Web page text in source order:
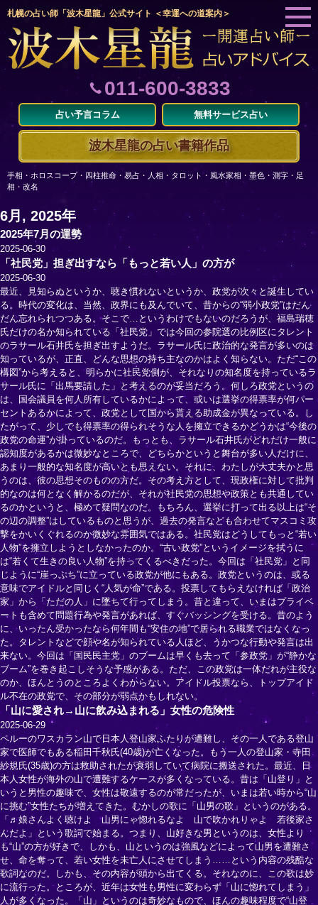
札幌の占い師「波木星龍」公式サイト ＜幸運への道案内＞
011-600-3833
占い予言コラム 無料サービス占い
波木星龍の占い書籍作品
手相・ホロスコープ・四柱推命・易占・人相・タロット・風水家相・墨色・測字・足
相・改名
6月, 2025年
2025年7月の運勢
2025-06-30
「社民党」担ぎ出すなら「もっと若い人」の方が
2025-06-30
最近、見知らぬというか、聴き慣れないというか、政党が次々と誕生してい
る。時代の変化は、当然、政界にも及んでいて、昔からの“弱小政党”はだん
だん忘れられつつある。そこで…というわけでもないのだろうが、福島瑞穂
氏だけの名か知られている「社民党」では今回の参院選の比例区にタレント
のラサール石井氏を担ぎ出すようだ。ラサール氏に政治的な発言が多いのは
知っているが、正直、どんな思想の持ち主なのかはよく知らない。ただ“この
構図”から考えると、明らかに社民党側が、それなりの知名度を持っているラ
サール氏に「出馬要請した」と考えるのが妥当だろう。何しろ政党というの
は、国会議員を何人所有しているかによって、或いは選挙の得票率が何パー
セントあるかによって、政党として国から貰える助成金が異なっている。し
たがって、少しでも得票率の得られそうな人を擁立できるかどうかは“今後の
政党の命運”が掛っているのだ。もっとも、ラサール石井氏がどれだけ一般に
認知度があるかは微妙なところで、どちらかというと舞台が多い人だけに、
あまり一般的な知名度が高いとも思えない。それに、わたしが大丈夫かと思
うのは、彼の思想そのものの方だ。その考え方として、現政権に対して批判
的なのは何となく解かるのだが、それが社民党の思想や政策とも共通してい
るのかというと、極めて疑問なのだ。もちろん、選挙に打って出る以上は“そ
の辺の調整”はしているものと思うが、過去の発言なども合わせてマスコミ攻
撃をかいくぐれるのか微妙な雰囲気ではある。社民党はどうしてもっと“若い
人物”を擁立しようとしなかったのか。“古い政党”というイメージを拭うに
は“若くて生きの良い人物”を持ってくるべきだった。今回は「社民党」と同
じように“崖っぷち”に立っている政党が他にもある。政党というのは、或る
意味でアイドルと同じく“人気が命”である。投票してもらえなければ「政治
家」から「ただの人」に墜ちて行ってしまう。昔と違って、いまはプライベ
ートも含めて問題行為や発言があれば、すぐバッシングを受ける。昔のよう
に、いったん受かったなら何年間も“安住の地”で居られる職業ではなくなっ
た。タレントなどで顔や名が知られている人ほど、うかつな行動や発言は出
来ない。今回は「国民民主党」のブームは早くも去って「参政党」が“静かな
ブーム”を巻き起こしそうな予感がある。ただ、この政党は一体だれが主役な
のか、ほんとうのところよくわからない。アイドル投票なら、トップアイド
ル不在の政党で、その部分が弱点かもしれない。
「山に愛され→山に飲み込まれる」女性の危険性
2025-06-29
ペルーのワスカラン山で日本人登山家ふたりが遭難し、その一人である登山
家で医師でもある稲田千秋氏(40歳)が亡くなった。もう一人の登山家・寺田
紗規氏(35歳)の方は救助されたが衰弱していて病院に搬送された。最近、日
本人女性が海外の山で遭難するケースが多くなっている。昔は「山登り」と
いうと男性の趣味で、女性は敬遠するのが常だったが、いまは若い時から“山
に挑む”女性たちが増えてきた。むかしの歌に「山男の歌」というのがある。
「♬娘さんよく聴けよ 山男にゃ惚れるなよ 山で吹かれりゃよ 若後家さ
んだよ」という歌詞で始まる。つまり、山好きな男というのは、女性より
も“山”の方が好きで、しかも、山というのは強風などによって山男を遭難さ
せ、命を奪って、若い女性を未亡人にさせてしまう……という内容の残酷な
歌詞なのだ。しかも、その内容が頭から出てくる。それなのに、この歌は妙
に流行った。ところが、近年は女性も男性に変わらず「山に惚れてしまう」
人が多くなった。「山」というのは奇妙なもので、ほんの趣味程度で“山登